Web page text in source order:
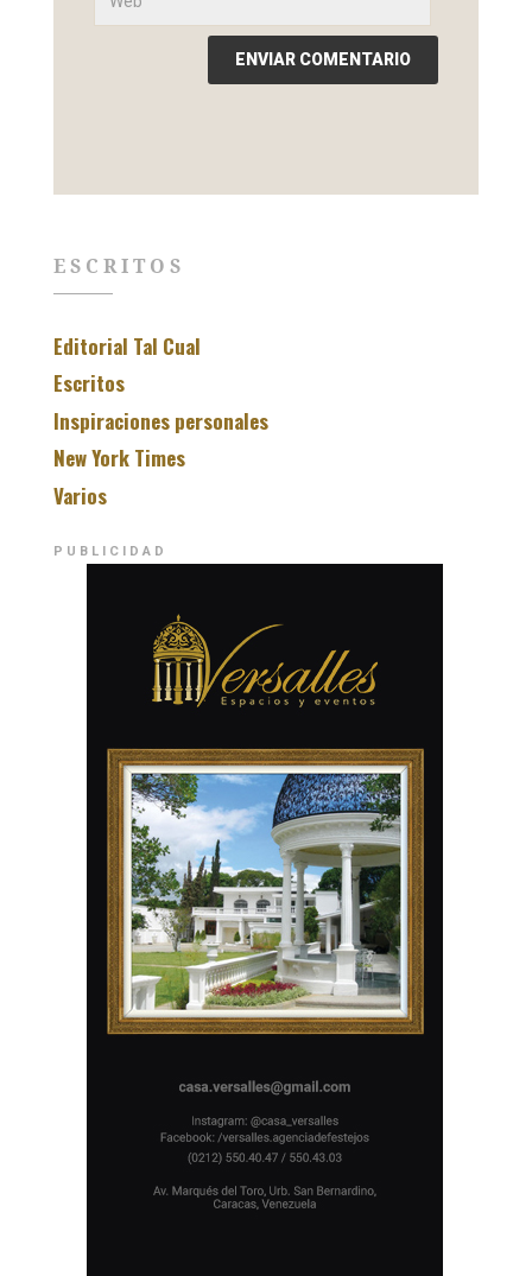
ESCRITOS
Editorial Tal Cual
Escritos
Inspiraciones personales
New York Times
Varios
PUBLICIDAD